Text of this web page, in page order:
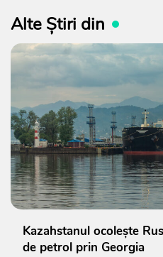
Alte Știri din
Kazahstanul ocolește
de petrol prin Georgia